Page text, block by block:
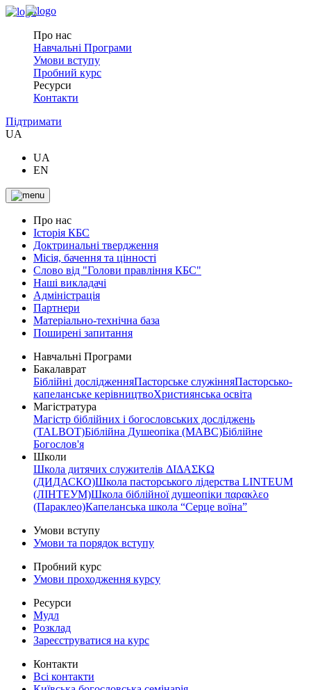
Про нас
Навчальні Програми
Умови вступу
Пробний курс
Ресурси
Контакти
Підтримати
UA
UA
EN
Про нас
Історія КБС
Доктринальні твердження
Місія, бачення та цінності
Слово від "Голови правління КБС"
Наші викладачі
Адміністрація
Партнери
Матеріально-технічна база
Поширені запитання
Навчальні Програми
Бакалаврат
Біблійні дослідженняПасторське служінняПасторсько-
капеланське керівництвоХристиянська освіта
Магістратура
Магістр біблійних і богословських досліджень
(TALBOT)Біблійна Душеопіка (МАВС)Біблійне
Богослов'я
Школи
Школа дитячих служителів ΔΙΔΑΣΚΩ
(ДИДАСКО)Школа пасторського лідерства LINTEUM
(ЛІНТЕУМ)Школа біблійної душеопіки παρακλεο
(Параклео)Капеланська школа “Серце воїна”
Умови вступу
Умови та порядок вступу
Пробний курс
Умови проходження курсу
Ресурси
Мудл
Розклад
Зареєструватися на курс
Контакти
Всі контакти